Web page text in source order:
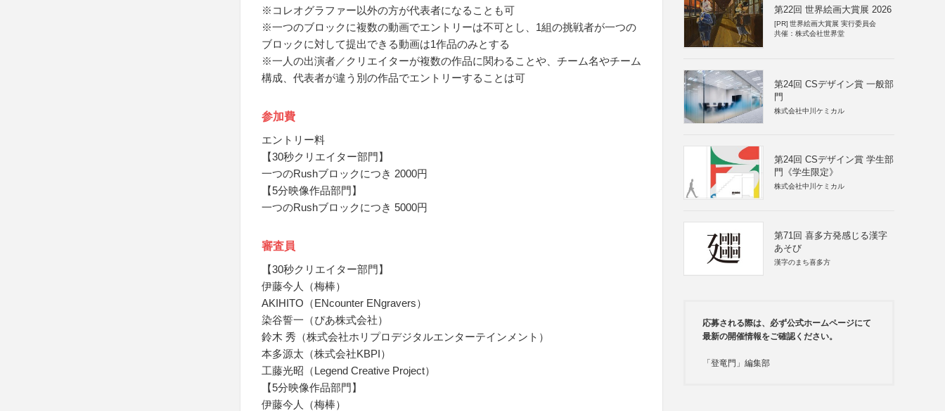
※コレオグラファー以外の方が代表者になることも可
※一つのブロックに複数の動画でエントリーは不可とし、1組の挑戦者が一つの
ブロックに対して提出できる動画は1作品のみとする
※一人の出演者／クリエイターが複数の作品に関わることや、チーム名やチーム
構成、代表者が違う別の作品でエントリーすることは可
参加費
エントリー料
【30秒クリエイター部門】
一つのRushブロックにつき 2000円
【5分映像作品部門】
一つのRushブロックにつき 5000円
審査員
【30秒クリエイター部門】
伊藤今人（梅棒）
AKIHITO（ENcounter ENgravers）
染谷誓一（ぴあ株式会社）
鈴木 秀（株式会社ホリプロデジタルエンターテインメント）
本多源太（株式会社KBPI）
工藤光昭（Legend Creative Project）
【5分映像作品部門】
伊藤今人（梅棒）
第22回 世界絵画大賞展 2026
[PR] 世界絵画大賞展 実行委員会
共催：株式会社世界堂
第24回 CSデザイン賞 一般部
門
株式会社中川ケミカル
第24回 CSデザイン賞 学生部
門《学生限定》
株式会社中川ケミカル
第71回 喜多方発感じる漢字
あそび
漢字のまち喜多方
応募される際は、必ず公式ホームページにて
最新の開催情報をご確認ください。
「登竜門」編集部